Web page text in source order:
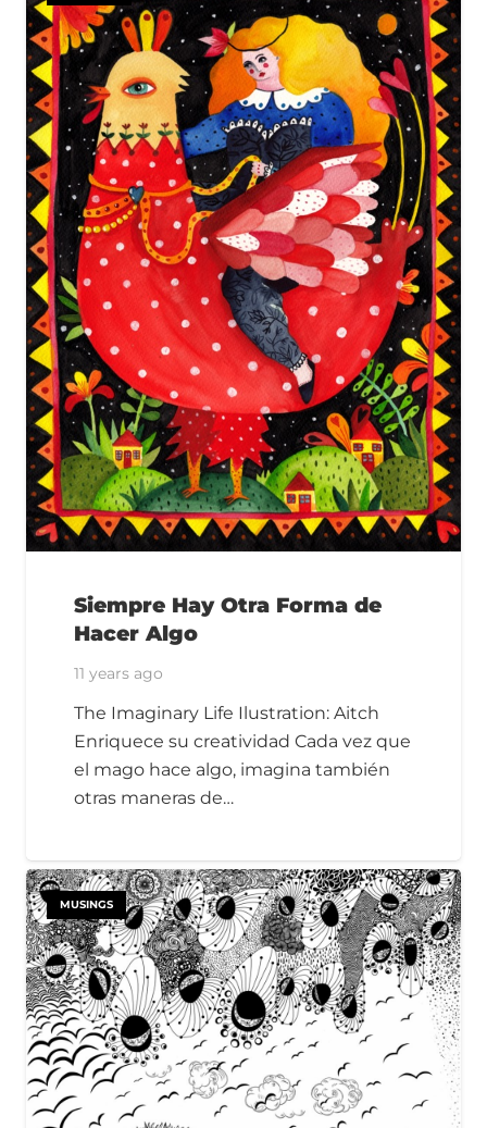
Siempre Hay Otra Forma de
Hacer Algo
11 years ago
The Imaginary Life Ilustration: Aitch
Enriquece su creatividad Cada vez que
el mago hace algo, imagina también
otras maneras de…
MUSINGS